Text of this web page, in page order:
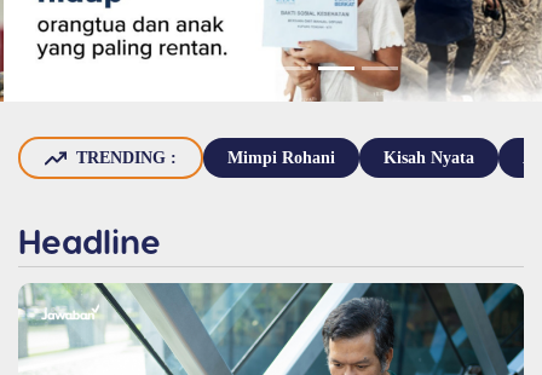
TRENDING : Mimpi Rohani Kisah Nyata
Headline